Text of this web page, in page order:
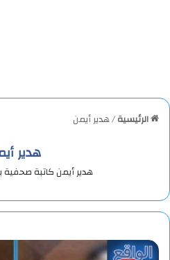
الرئيسية/هدير أيمن
هدير
هدير أيمن كاتبة صحفية